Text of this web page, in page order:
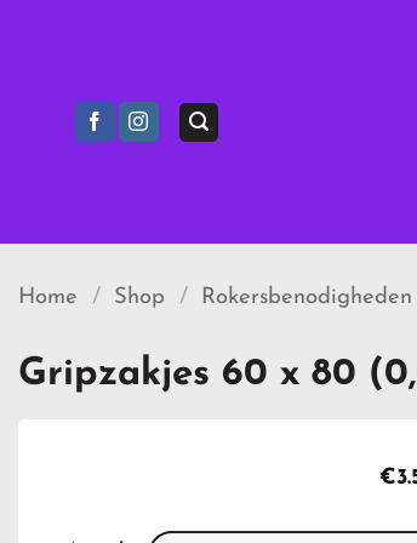
Home / Shop / Rokersbenodigheden
Gripzakjes 60 x 80
€